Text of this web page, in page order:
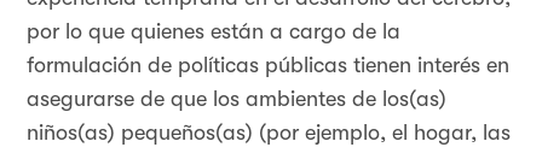
por lo que quienes están a cargo de la
formulación de políticas públicas tienen interés en
asegurarse de que los ambientes de los(as)
niños(as) pequeños(as) (por ejemplo, el hogar, las